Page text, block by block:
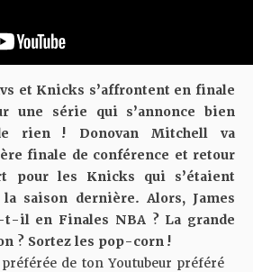
et Knicks s’affrontent en finale
une série qui s’annonce bien
rien ! Donovan Mitchell va
finale de conférence et retour
pour les Knicks qui s’étaient
saison dernière. Alors, James
t-il en Finales NBA ? La grande
? Sortez les pop-corn !
de ton Youtubeur préféré